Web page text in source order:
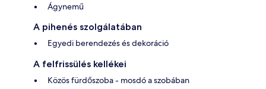
Ágynemű
A pihenés szolgálatában
Egyedi berendezés és dekoráció
A felfrissülés kellékei
Közös fürdőszoba - mosdó a szobában